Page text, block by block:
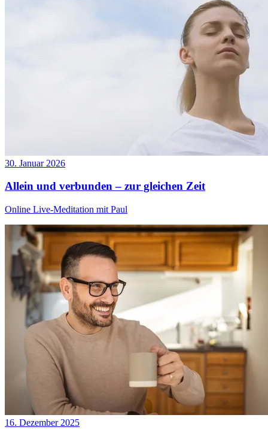
30. Januar 2026
Allein und verbunden – zur gleichen Zeit
Online Live-Meditation mit Paul
16. Dezember 2025